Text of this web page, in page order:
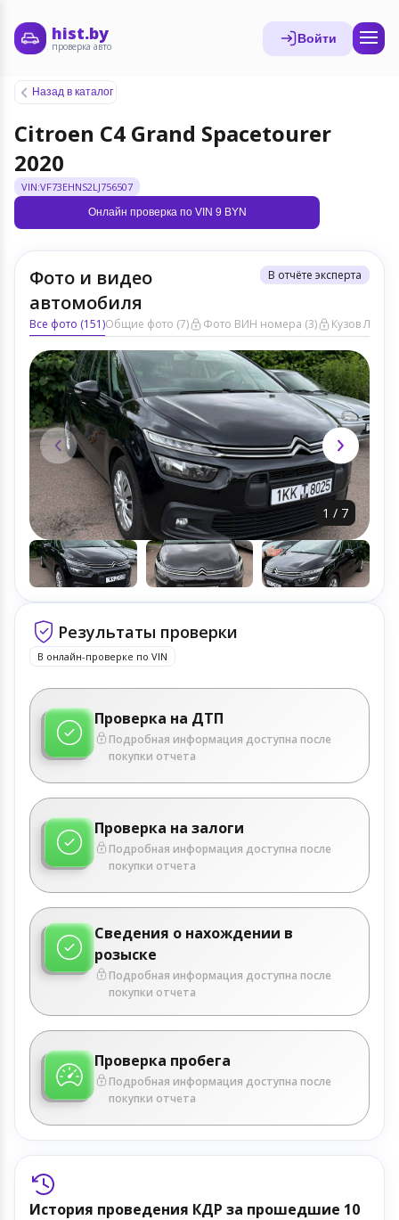
hist.by
проверка авто
Войти
Назад в каталог
Citroen C4 Grand Spacetourer
2020
VIN:VF73EHNS2LJ756507
Онлайн проверка по VIN 9 BYN
Фото и видео
автомобиля
В отчёте эксперта
Все фото (151)Общие фото (7) Фото ВИН номера (3) Кузов ЛКП
1 / 7
Результаты проверки
В онлайн-проверке по VIN
Проверка на ДТП
Подробная информация доступна после
покупки отчета
Проверка на залоги
Подробная информация доступна после
покупки отчета
Сведения о нахождении в
розыске
Подробная информация доступна после
покупки отчета
Проверка пробега
Подробная информация доступна после
покупки отчета
История проведения КДР за прошедшие 10